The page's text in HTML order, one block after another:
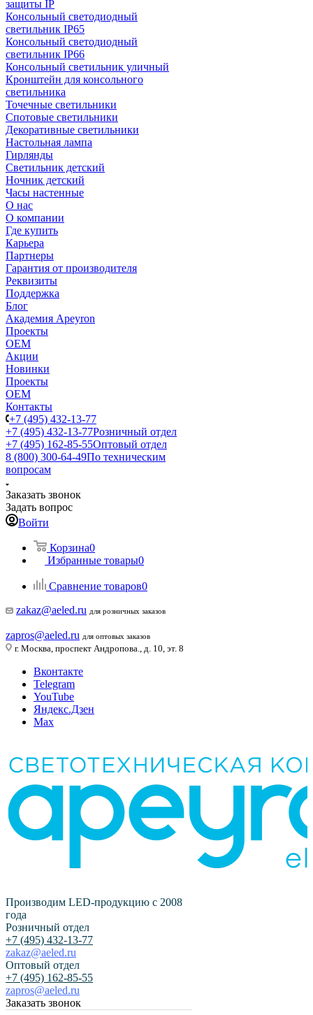
защиты IP
Консольный светодиодный
светильник IP65
Консольный светодиодный
светильник IP66
Консольный светильник уличный
Кронштейн для консольного
светильника
Точечные светильники
Спотовые светильники
Декоративные светильники
Настольная лампа
Гирлянды
Светильник детский
Ночник детский
Часы настенные
О нас
О компании
Где купить
Карьера
Партнеры
Гарантия от производителя
Реквизиты
Поддержка
Блог
Академия Apeyron
Проекты
ОЕМ
Акции
Новинки
Проекты
ОЕМ
Контакты
+7 (495) 432-13-77
+7 (495) 432-13-77Розничный отдел
+7 (495) 162-85-55Оптовый отдел
8 (800) 300-64-49По техническим
вопросам
Заказать звонок
Задать вопрос
Войти
Корзина0
Избранные товары0
Сравнение товаров0
zakaz@aeled.ru для розничных заказов
zapros@aeled.ru для оптовых заказов
г. Москва, проспект Андропова., д. 10, эт. 8
Вконтакте
Telegram
YouTube
Яндекс.Дзен
Max
Производим LED-продукцию с 2008
года
Розничный отдел
+7 (495) 432-13-77
zakaz@aeled.ru
Оптовый отдел
+7 (495) 162-85-55
zapros@aeled.ru
Заказать звонок